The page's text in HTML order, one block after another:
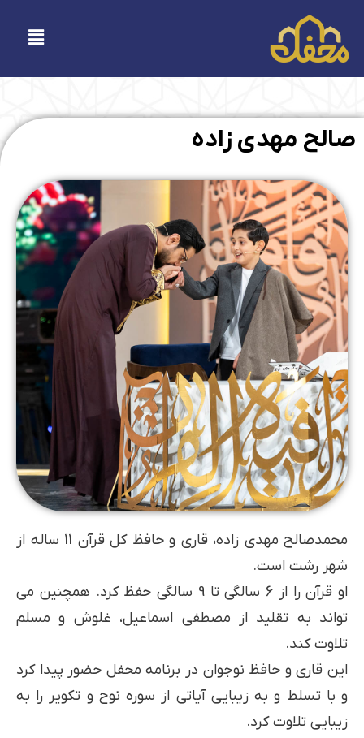
فهرست
صالح مهدی زاده
محمدصالح مهدی زاده، قاری و حافظ کل قرآن 11 ساله از
شهر رشت است.
او قرآن را از 6 سالگی تا 9 سالگی حفظ کرد. همچنین می
تواند به تقلید از مصطفی اسماعیل، غلوش و مسلم
تلاوت کند.
این قاری و حافظ نوجوان در برنامه محفل حضور پیدا کرد
و با تسلط و به زیبایی آیاتی از سوره نوح و تکویر را به
زیبایی تلاوت کرد.